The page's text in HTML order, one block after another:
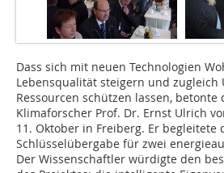
Dass sich mit neuen Technologien
Lebensqualität steigern und zugleich
Ressourcen schützen lassen,
Klimaforscher Prof. Dr. Ernst Ulrich
11. Oktober in Freiberg. Er
Schlüsselübergabe für zwei
Der Wissenschaftler würdigte den